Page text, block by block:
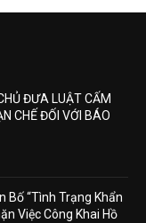
ĐƯA LUẬT CẤM
CHẾ ĐỐI VỚI BÁO
Bố “Tình Trạng Khẩn
Việc Công Khai Hồ